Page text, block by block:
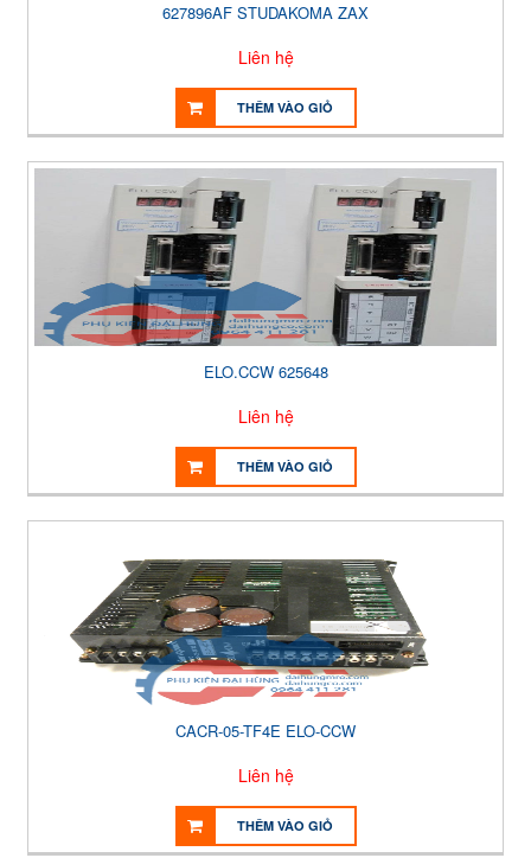
627896AF STUDAKOMA ZAX
Liên hệ
THÊM VÀO GIỎ
ELO.CCW 625648
Liên hệ
THÊM VÀO GIỎ
CACR-05-TF4E ELO-CCW
Liên hệ
THÊM VÀO GIỎ